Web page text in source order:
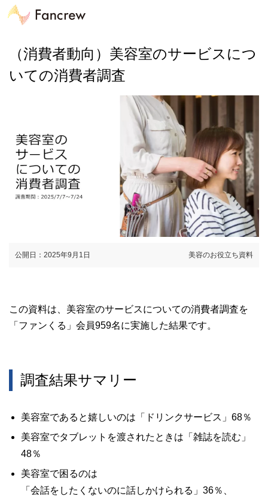
（消費者動向）美容室のサービスにつ
いての消費者調査
公開日：2025年9月1日 美容のお役立ち資料
この資料は、美容室のサービスについての消費者調査を
「ファンくる」会員959名に実施した結果です。
調査結果サマリー
美容室であると嬉しいのは「ドリンクサービス」68％
美容室でタブレットを渡されたときは「雑誌を読む」
48％
美容室で困るのは
「会話をしたくないのに話しかけられる」36％、